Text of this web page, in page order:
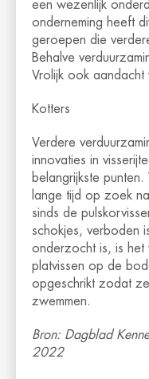
een wezenlijk
onderneming heeft
geroepen die
Behalve
Vrolijk ook
Kotters
Verdere
innovaties in
belangrijkste
lange tijd op zoek
sinds de
schokjes, verboden
onderzocht is, is het
platvissen op de
opgeschrikt zodat
zwemmen.
Bron: Dagblad
2022